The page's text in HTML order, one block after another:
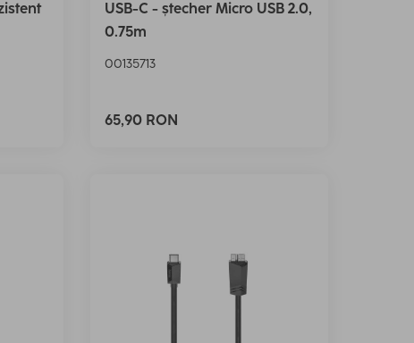
USB-C - ștecher Micro USB 2.0,
0.75m
00135713
65,90 RON